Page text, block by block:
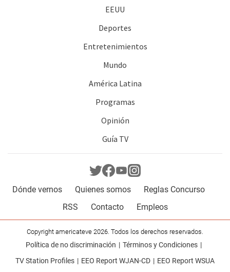
EEUU
Deportes
Entretenimientos
Mundo
América Latina
Programas
Opinión
Guía TV
Dónde vernos Quienes somos
Reglas Concurso
RSS
Contacto Empleos
Copyright americateve 2026. Todos los derechos reservados.
Política de no discriminación
Términos y Condiciones
TV Station Profiles
EEO Report WJAN-CD EEO Report WSUA